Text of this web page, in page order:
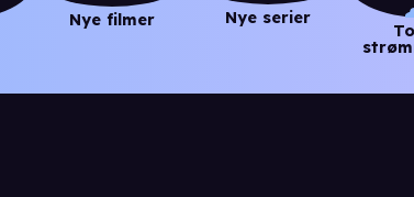
Nye filmer Nye serier